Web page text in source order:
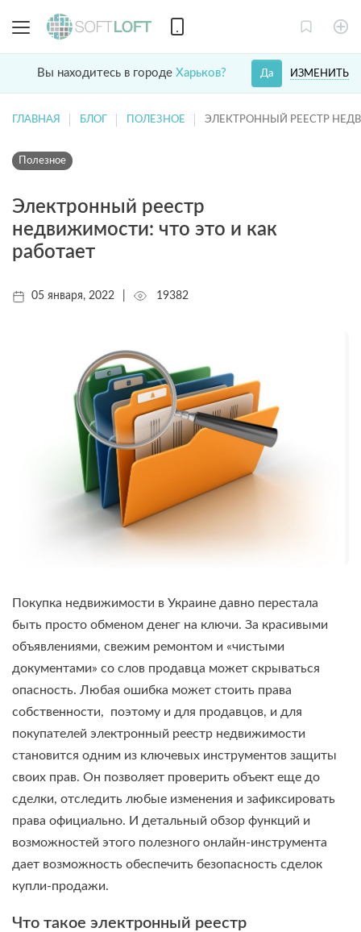
Вы находитесь в городе Харьков? ИЗМЕНИТЬ
Да
ГЛАВНАЯ БЛОГ ПОЛЕЗНОЕ ЭЛЕКТРОННЫЙ РЕЕСТР
Полезное
Электронный реестр
недвижимости: что это и как
работает
05 января, 2022 19382
Покупка недвижимости в Украине давно перестала
быть просто обменом денег на ключи. За красивыми
объявлениями, свежим ремонтом и «чистыми
документами» со слов продавца может скрываться
опасность. Любая ошибка может стоить права
собственности, поэтому и для продавцов, и для
покупателей электронный реестр недвижимости
становится одним из ключевых инструментов защиты
своих прав. Он позволяет проверить объект еще до
сделки, отследить любые изменения и зафиксировать
права официально. И детальный обзор функций и
возможностей этого полезного онлайн-инструмента
дает возможность обеспечить безопасность сделок
купли-продажи.
Что такое электронный реестр